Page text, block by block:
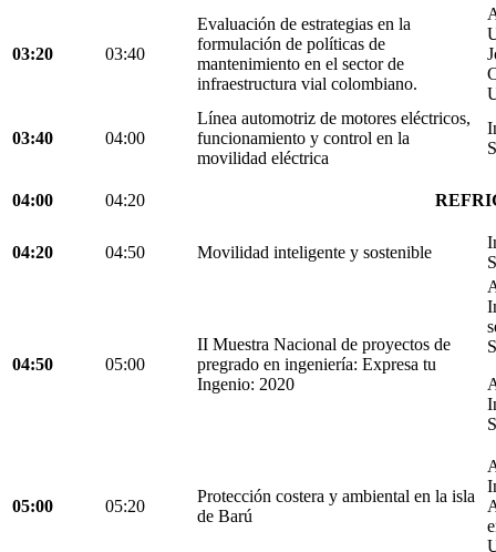
03:20 03:40
Evaluación de estrategias en la
formulación de políticas de
mantenimiento en el sector de
infraestructura vial colombiano.
03:40 04:00
Línea automotriz de motores eléctricos,
funcionamiento y control en la
movilidad eléctrica
04:00 04:20
04:20 04:50 Movilidad inteligente y sostenible
04:50 05:00
II Muestra Nacional de proyectos de
pregrado en ingeniería: Expresa tu
Ingenio: 2020
05:00 05:20
Protección costera y ambiental en la isla
de Barú